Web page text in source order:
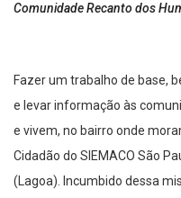
Comunidade Recanto dos
Fazer um trabalho de base,
e levar informação às
e vivem, no bairro onde
Cidadão do SIEMACO São
(Lagoa). Incumbido dessa